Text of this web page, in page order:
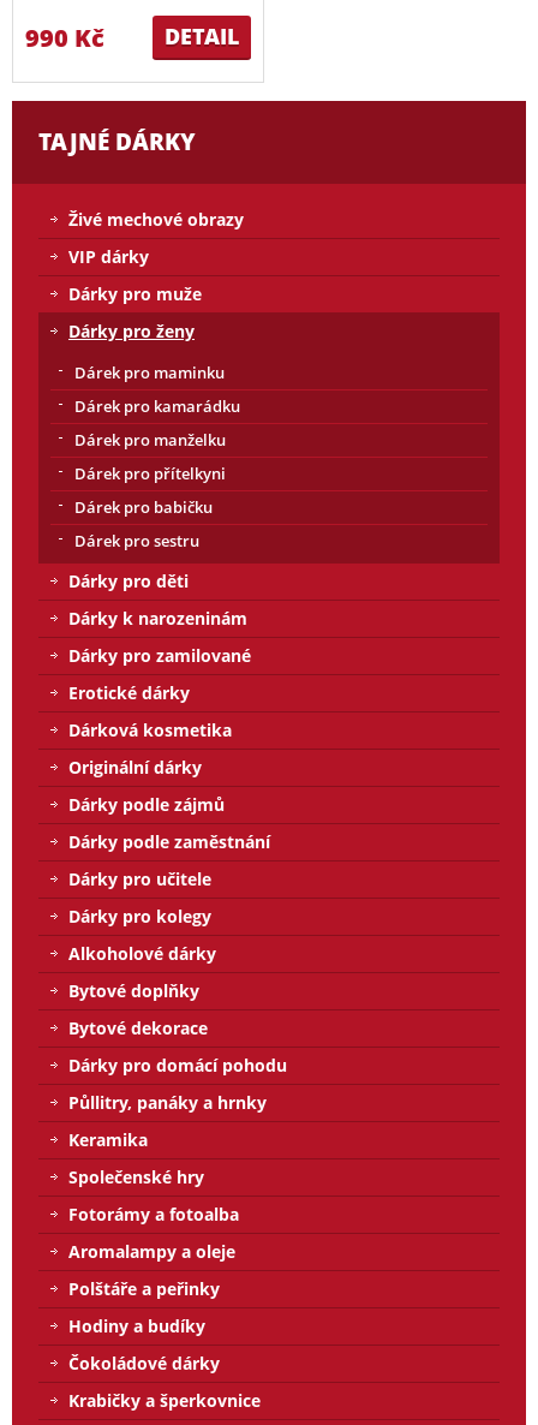
DETAIL
990 Kč
TAJNÉ DÁRKY
Živé mechové obrazy
VIP dárky
Dárky pro muže
Dárky pro ženy
Dárek pro maminku
Dárek pro kamarádku
Dárek pro manželku
Dárek pro přítelkyni
Dárek pro babičku
Dárek pro sestru
Dárky pro děti
Dárky k narozeninám
Dárky pro zamilované
Erotické dárky
Dárková kosmetika
Originální dárky
Dárky podle zájmů
Dárky podle zaměstnání
Dárky pro učitele
Dárky pro kolegy
Alkoholové dárky
Bytové doplňky
Bytové dekorace
Dárky pro domácí pohodu
Půllitry, panáky a hrnky
Keramika
Společenské hry
Fotorámy a fotoalba
Aromalampy a oleje
Polštáře a peřinky
Hodiny a budíky
Čokoládové dárky
Krabičky a šperkovnice